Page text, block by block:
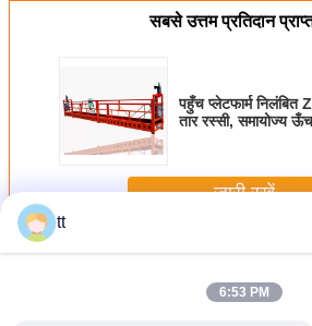
सबसे उत्तम प्रतिदान
पहुँच प्लेटफार्म
तार रस्सी, समायोज्य
जारी रखें
अधिकनिलंबित पहुँच मंच
tt
6:53 PM